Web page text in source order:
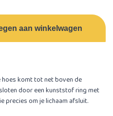
aan winkelwagen
hoes komt tot net boven de
door een kunststof ring met
precies om je lichaam afsluit.